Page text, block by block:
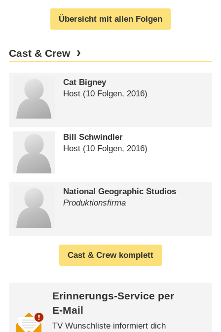
Übersicht mit allen Folgen
Cast & Crew
Cat Bigney
Host (10 Folgen, 2016)
Bill Schwindler
Host (10 Folgen, 2016)
National Geographic Studios
Produktionsfirma
Cast & Crew komplett
Erinnerungs-Service per
E-Mail
TV Wunschliste informiert dich